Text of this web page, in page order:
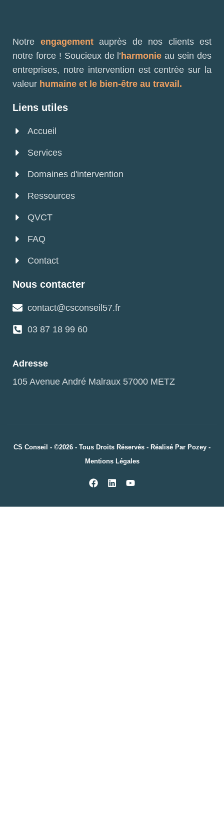
Notre engagementauprès de nos clients est
notre force ! Soucieux de l’harmonie au sein des
entreprises, notre intervention est centrée sur la
valeur humaine et le bien-être au travail.
Liens utiles
Accueil
Services
Domaines d'intervention
Ressources
QVCT
FAQ
Contact
Nous contacter
contact@csconseil57.fr
03 87 18 99 60
Adresse
105 Avenue André Malraux 57000 METZ
CS Conseil - ©2026 - Tous Droits Réservés - Réalisé Par Pozey -
Mentions Légales